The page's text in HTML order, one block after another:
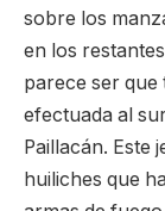
sobre los
en los
parece ser
efectuada al
Paillacán. Este
huiliches que